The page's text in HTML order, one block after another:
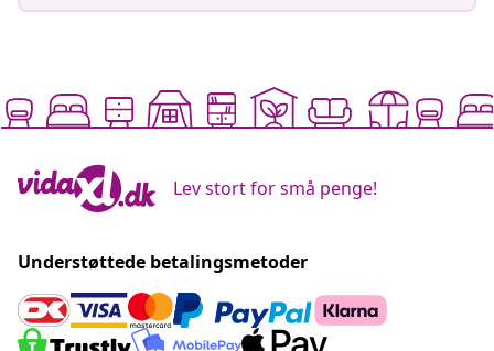
Lev stort for små penge!
Understøttede betalingsmetoder